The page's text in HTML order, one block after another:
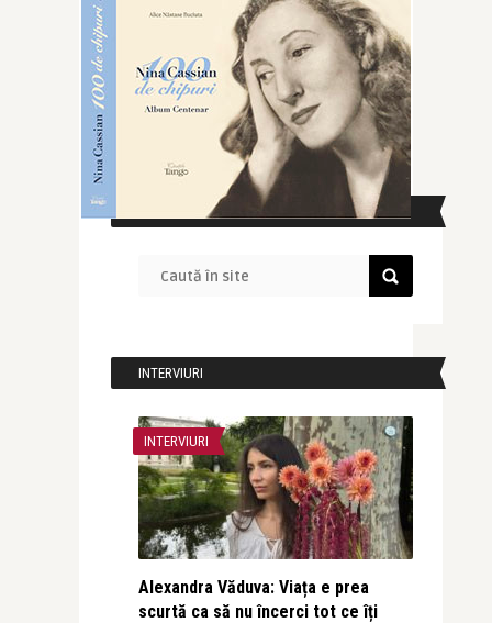
CAUTĂ ÎN SITE
INTERVIURI
INTERVIURI
Alexandra Văduva: Viața e prea
scurtă ca să nu încerci tot ce îți